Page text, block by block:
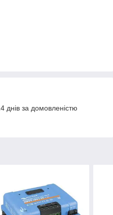
днів за домовленістю